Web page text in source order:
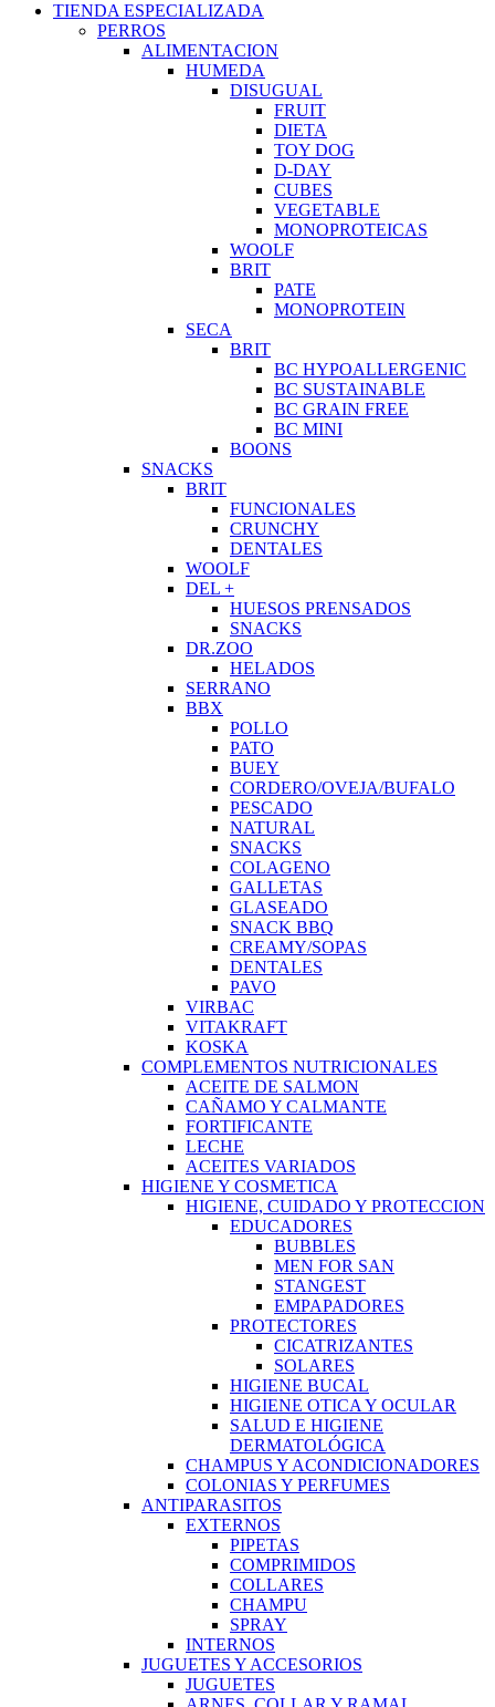
TIENDA ESPECIALIZADA
PERROS
ALIMENTACION
HUMEDA
DISUGUAL
FRUIT
DIETA
TOY DOG
D-DAY
CUBES
VEGETABLE
MONOPROTEICAS
WOOLF
BRIT
PATE
MONOPROTEIN
SECA
BRIT
BC HYPOALLERGENIC
BC SUSTAINABLE
BC GRAIN FREE
BC MINI
BOONS
SNACKS
BRIT
FUNCIONALES
CRUNCHY
DENTALES
WOOLF
DEL +
HUESOS PRENSADOS
SNACKS
DR.ZOO
HELADOS
SERRANO
BBX
POLLO
PATO
BUEY
CORDERO/OVEJA/BUFALO
PESCADO
NATURAL
SNACKS
COLAGENO
GALLETAS
GLASEADO
SNACK BBQ
CREAMY/SOPAS
DENTALES
PAVO
VIRBAC
VITAKRAFT
KOSKA
COMPLEMENTOS NUTRICIONALES
ACEITE DE SALMON
CAÑAMO Y CALMANTE
FORTIFICANTE
LECHE
ACEITES VARIADOS
HIGIENE Y COSMETICA
HIGIENE, CUIDADO Y PROTECCION
EDUCADORES
BUBBLES
MEN FOR SAN
STANGEST
EMPAPADORES
PROTECTORES
CICATRIZANTES
SOLARES
HIGIENE BUCAL
HIGIENE OTICA Y OCULAR
SALUD E HIGIENE
DERMATOLÓGICA
CHAMPUS Y ACONDICIONADORES
COLONIAS Y PERFUMES
ANTIPARASITOS
EXTERNOS
PIPETAS
COMPRIMIDOS
COLLARES
CHAMPU
SPRAY
INTERNOS
JUGUETES Y ACCESORIOS
JUGUETES